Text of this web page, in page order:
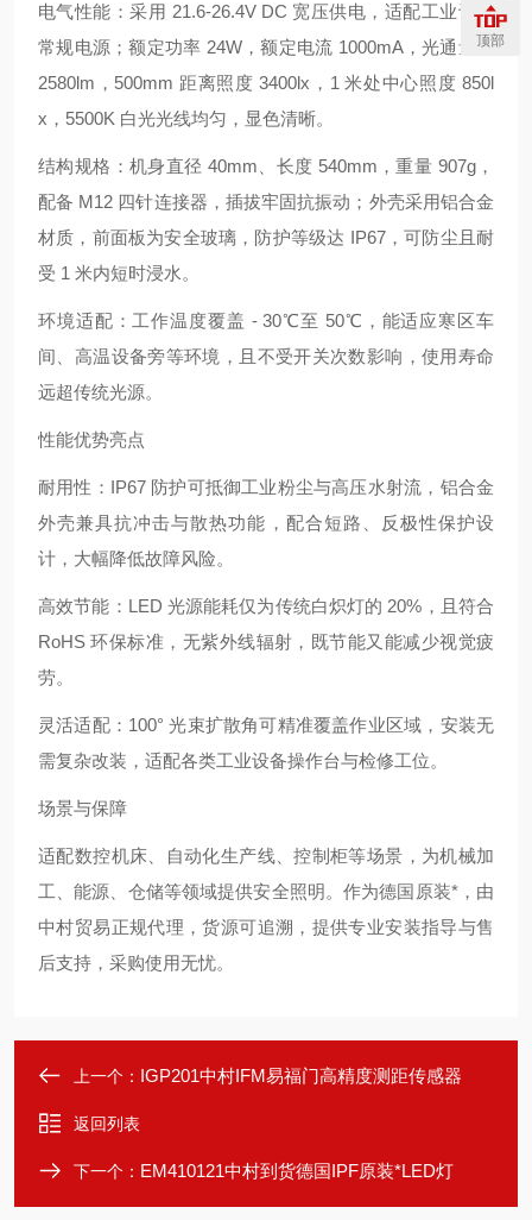
电气性能：采用 21.6-26.4V DC 宽压供电，适配工业设备
常规电源；额定功率 24W，额定电流 1000mA，光通量达
2580lm，500mm 距离照度 3400lx，1 米处中心照度 850l
x，5500K 白光光线均匀，显色清晰。
结构规格：机身直径 40mm、长度 540mm，重量 907g，
配备 M12 四针连接器，插拔牢固抗振动；外壳采用铝合金
材质，前面板为安全玻璃，防护等级达 IP67，可防尘且耐
受 1 米内短时浸水。
环境适配：工作温度覆盖 - 30℃至 50℃，能适应寒区车
间、高温设备旁等环境，且不受开关次数影响，使用寿命
远超传统光源。
性能优势亮点
耐用性：IP67 防护可抵御工业粉尘与高压水射流，铝合金
外壳兼具抗冲击与散热功能，配合短路、反极性保护设
计，大幅降低故障风险。
高效节能：LED 光源能耗仅为传统白炽灯的 20%，且符合
RoHS 环保标准，无紫外线辐射，既节能又能减少视觉疲
劳。
灵活适配：100° 光束扩散角可精准覆盖作业区域，安装无
需复杂改装，适配各类工业设备操作台与检修工位。
场景与保障
适配数控机床、自动化生产线、控制柜等场景，为机械加
工、能源、仓储等领域提供安全照明。作为德国原装*，由
中村贸易正规代理，货源可追溯，提供专业安装指导与售
后支持，采购使用无忧。
上一个： IGP201中村IFM易福门高精度测距传感器
返回列表
下一个： EM410121中村到货德国IPF原装*LED灯
顶部